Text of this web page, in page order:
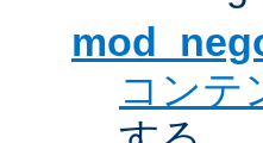
コンテ